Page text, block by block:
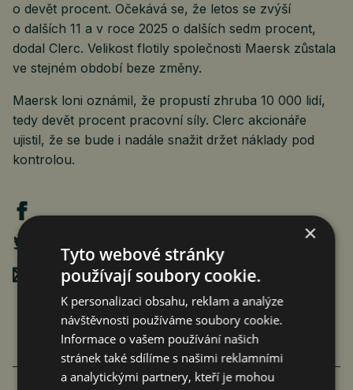
o devět procent. Očekává se, že letos se zvýší
o dalších 11 a v roce 2025 o dalších sedm procent,
dodal Clerc. Velikost flotily společnosti Maersk zůstala
ve stejném období beze změny.
Maersk loni oznámil, že propustí zhruba 10 000 lidí,
tedy devět procent pracovní síly. Clerc akcionáře
ujistil, že se bude i nadále snažit držet náklady pod
kontrolou.
Poslat mailem
VÍCE ČLÁNKU Z BYZNYSU
×
Tyto webové stránky
používají soubory cookie.
K personalizaci obsahu, reklam a analýze
návštěvnosti používáme soubory cookie.
Informace o vašem používání našich
stránek také sdílíme s našimi reklamními
a analytickými partnery, kteří je mohou